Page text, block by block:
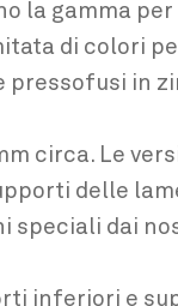
la gamma
di colori
in
circa. Le
delle
speciali dai
inferiori e